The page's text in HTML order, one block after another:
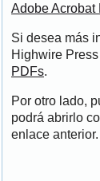
Adobe Acrobat
Si desea más
Highwire
PDFs.
Por otro lado,
podrá abrirlo
enlace anterior.